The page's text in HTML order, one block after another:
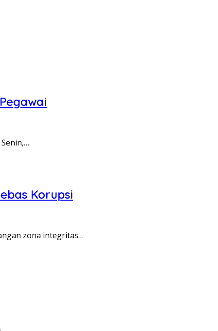
Korupsi
zona integritas…